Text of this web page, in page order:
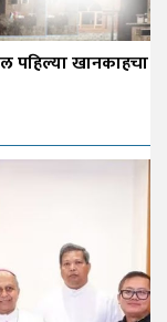
पहिल्या खानकाहचा